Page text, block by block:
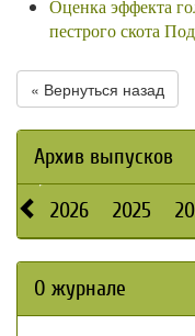
Оценка эффекта
пестрого скота
« Вернуться назад
Архив выпусков
2026 2025
О журнале